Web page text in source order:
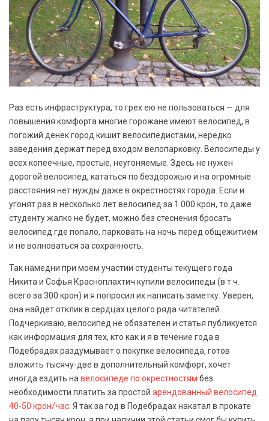
Раз есть инфраструктура, то грех ею не пользоваться — для
повышения комфорта многие горожане имеют велосипед, в
погожий денек город кишит велосипедистами, нередко
заведения держат перед входом велопарковку. Велосипеды у
всех копеечные, простые, неугоняемые. Здесь не нужен
дорогой велосипед, кататься по бездорожью и на огромные
расстояния нет нужды даже в окрестностях города. Если и
угонят раз в несколько лет велосипед за 1 000 крон, то даже
студенту жалко не будет, можно без стеснения бросать
велосипед где попало, парковать на ночь перед общежитием
и не волноваться за сохранность.
Так намедни при моем участии студенты текущего года
Никита и Софья Красноплахтич купили велосипеды (в т.ч.
всего за 300 крон) и я попросил их написать заметку. Уверен,
она найдет отклик в сердцах целого ряда читателей.
Подчеркиваю, велосипед не обязателен и статья публикуется
как информация для тех, кто как и я в течение года в
Подебрадах раздумывает о покупке велосипеда, готов
вложить тысячу-две в дополнительный комфорт, хочет
иногда ездить на велосипеде по окрестностям без
необходимости платить за простой арендованный велосипед
40-50 крон/час . Я так за год в Подебрадах накатал в прокате